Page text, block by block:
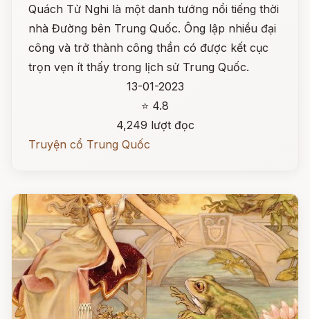
Quách Tử Nghi là một danh tướng nổi tiếng thời
nhà Đường bên Trung Quốc. Ông lập nhiều đại
công và trở thành công thần có được kết cục
trọn vẹn ít thấy trong lịch sử Trung Quốc.
13-01-2023
⭐ 4.8
4,249 lượt đọc
Truyện cổ Trung Quốc